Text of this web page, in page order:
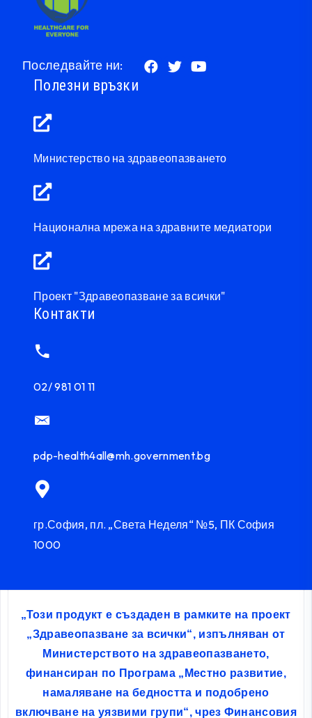
Последвайте ни:
Полезни връзки
Министерство на здравеопазването
Национална мрежа на здравните медиатори
Проект "Здравеопазване за всички"
Контакти
02/ 981 01 11
pdp-health4all@mh.government.bg
гр.София, пл. „Света Неделя“ №5, ПК София
1000
„Този продукт е създаден в рамките на проект
„Здравеопазване за всички“, изпълняван от
Министерството на здравеопазването,
финансиран по Програма „Местно развитие,
намаляване на бедността и подобрено
включване на уязвими групи“, чрез Финансовия